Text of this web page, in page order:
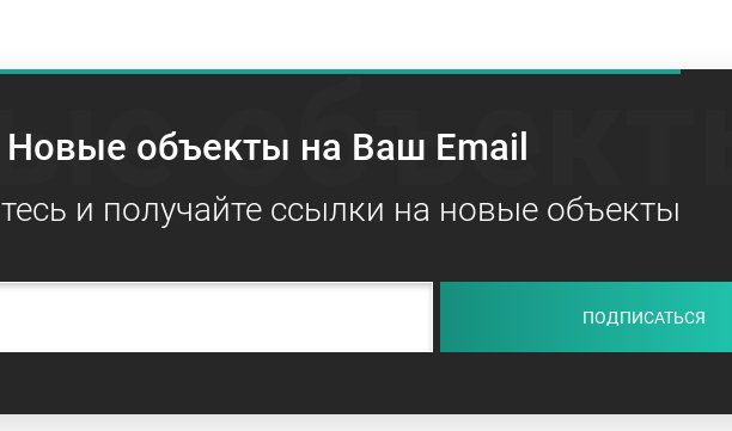
Новые объекты на Ваш Email
объекты
и получайте ссылки на новые объекты
ПОДПИСАТЬСЯ